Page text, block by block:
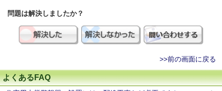
問題は解決しましたか？
>>前の画面に戻る
よくあるFAQ